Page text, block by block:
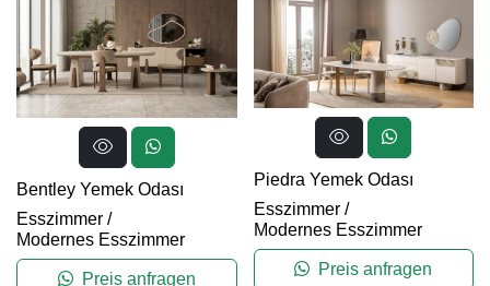
Bentley Yemek Odası
Esszimmer /
Modernes Esszimmer
Preis anfragen
Piedra Yemek Odası
Esszimmer/
Modernes Esszimmer
Preis anfragen